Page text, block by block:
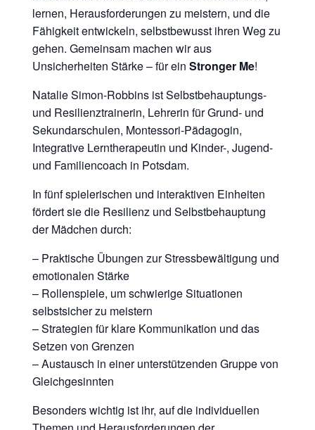
lernen, Herausforderungen zu meistern, und die
Fähigkeit entwickeln, selbstbewusst ihren Weg zu
gehen. Gemeinsam machen wir aus
Unsicherheiten Stärke – für einStronger Me!
Natalie Simon-Robbins ist Selbstbehauptungs-
und Resilienztrainerin, Lehrerin für Grund- und
Sekundarschulen, Montessori-Pädagogin,
Integrative Lerntherapeutin und Kinder-, Jugend-
und Familiencoach in Potsdam.
In fünf spielerischen und interaktiven Einheiten
fördert sie die Resilienz und Selbstbehauptung
der Mädchen durch:
– Praktische Übungen zur Stressbewältigung und
emotionalen Stärke
– Rollenspiele, um schwierige Situationen
selbstsicher zu meistern
– Strategien für klare Kommunikation und das
Setzen von Grenzen
– Austausch in einer unterstützenden Gruppe von
Gleichgesinnten
Besonders wichtig ist ihr, auf die individuellen